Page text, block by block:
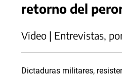
retorno del
Video | Entrevistas,
Dictaduras militares,